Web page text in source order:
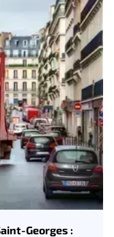
Georges :